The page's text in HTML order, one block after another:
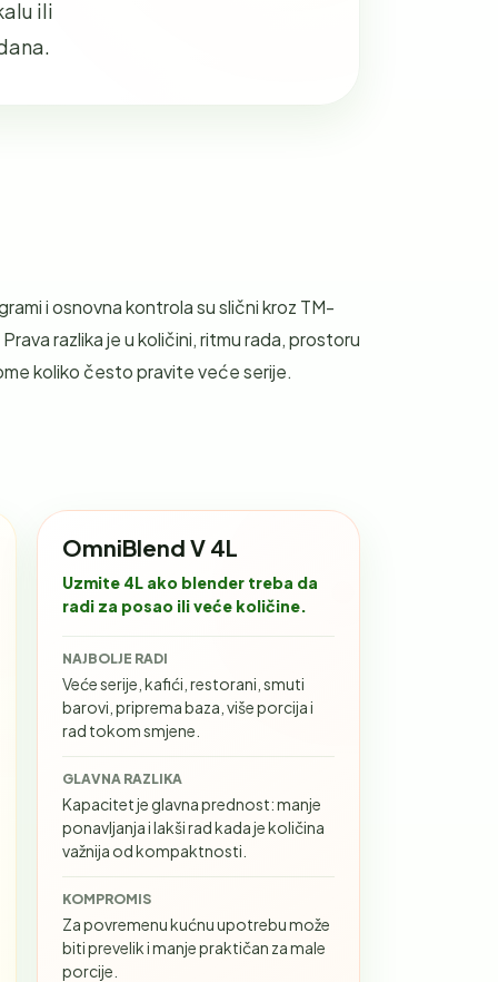
ili
i osnovna kontrola su slični kroz TM-
razlika je u količini, ritmu rada, prostoru
koliko često pravite veće serije.
OmniBlend V 4L
Uzmite 4L ako blender treba da
radi za posao ili veće količine.
NAJBOLJE RADI
Veće serije, kafići, restorani, smuti
barovi, priprema baza, više porcija i
rad tokom smjene.
GLAVNA RAZLIKA
Kapacitet je glavna prednost: manje
ponavljanja i lakši rad kada je količina
važnija od kompaktnosti.
KOMPROMIS
Za povremenu kućnu upotrebu može
biti prevelik i manje praktičan za male
porcije.